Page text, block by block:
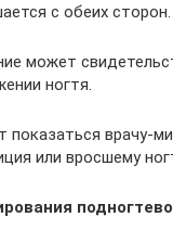
с обеих сторон.
может
ногтя.
показаться врачу-
или вросшему